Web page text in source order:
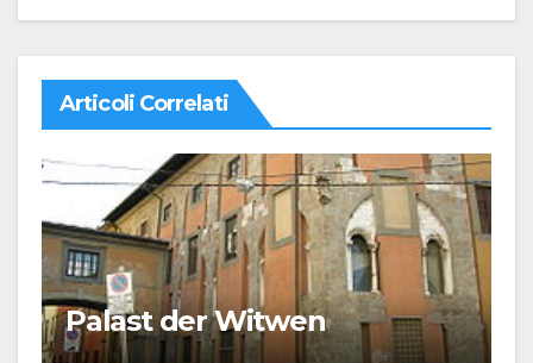
Articoli Correlati
Palast der Witwen